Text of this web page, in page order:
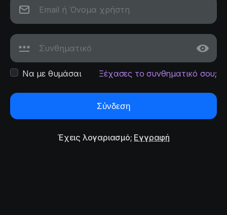
Να με θυμάσαι Ξέχασες το συνθηματικό σου;
Σύνδεση
Έχεις λογαριασμό; Εγγραφή